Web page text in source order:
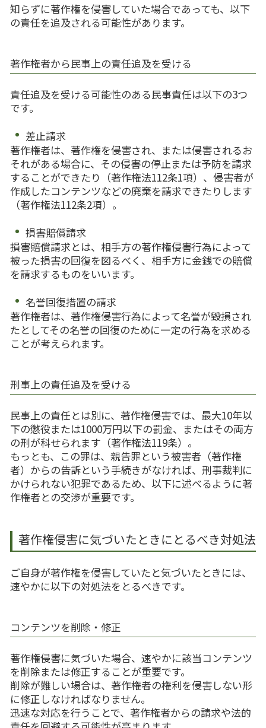
知らずに著作権を侵害していた場合であっても、以下
の責任を追及される可能性があります。
著作権者から民事上の責任追及を受ける
責任追及を受ける可能性のある民事責任は以下の3つ
です。
差止請求
著作権者は、著作権を侵害され、または侵害されるお
それがある場合に、その侵害の停止または予防を請求
することができたり（著作権法112条1項）、侵害者が
作成したコンテンツなどの廃棄を請求できたりします
（著作権法112条2項）。
損害賠償請求
損害賠償請求とは、相手方の著作権侵害行為によって
被った損害の回復を図るべく、相手方に金銭での賠償
を請求するものをいいます。
名誉回復措置の請求
著作権者は、著作権侵害行為によって名誉が毀損され
たとしてその名誉の回復のために一定の行為を求める
ことが考えられます。
刑事上の責任追及を受ける
民事上の責任とは別に、著作権侵害では、最大10年以
下の懲役または1000万円以下の罰金、またはその両方
の刑が科せられます（著作権法119条）。
もっとも、この罪は、親告罪という被害者（著作権
者）からの告訴という手続きがなければ、刑事裁判に
かけられない犯罪であるため、以下に述べるように著
作権者との交渉が重要です。
著作権侵害に気づいたときにとるべき対処法
ご自身が著作権を侵害していたと気づいたときには、
速やかに以下の対処法をとるべきです。
コンテンツを削除・修正
著作権侵害に気づいた場合、速やかに該当コンテンツ
を削除または修正することが重要です。
削除が難しい場合は、著作権者の権利を侵害しない形
に修正しなければなりません。
迅速な対応を行うことで、著作権者からの請求や法的